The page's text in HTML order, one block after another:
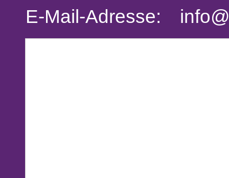
E-Mail-Adresse: